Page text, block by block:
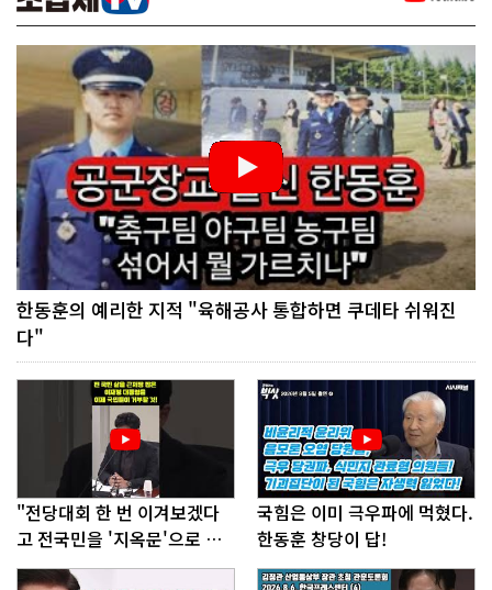
한동훈의 예리한 지적 "육해공사 통합하면 쿠데타 쉬워진
다"
"전당대회 한 번 이겨보겠다
고 전국민을 '지옥문'으로 밀
어!"
국힘은 이미 극우파에 먹혔다.
한동훈 창당이 답!